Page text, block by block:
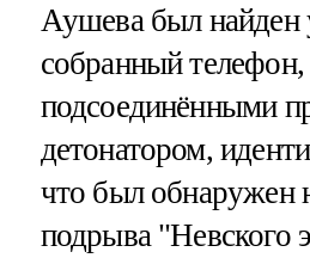
Аушева был найден
собранный телефон,
подсоединёнными
детонатором,
что был обнаружен
подрыва "Невского